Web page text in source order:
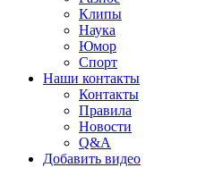
Клипы
Наука
Юмор
Спорт
Наши контакты
Контакты
Правила
Новости
Q&A
Добавить видео